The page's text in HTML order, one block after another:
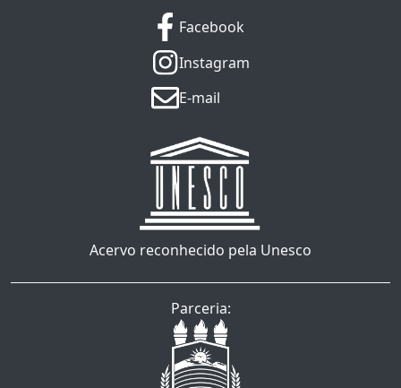
Facebook
Instagram
E-mail
Acervo reconhecido pela Unesco
Parceria: